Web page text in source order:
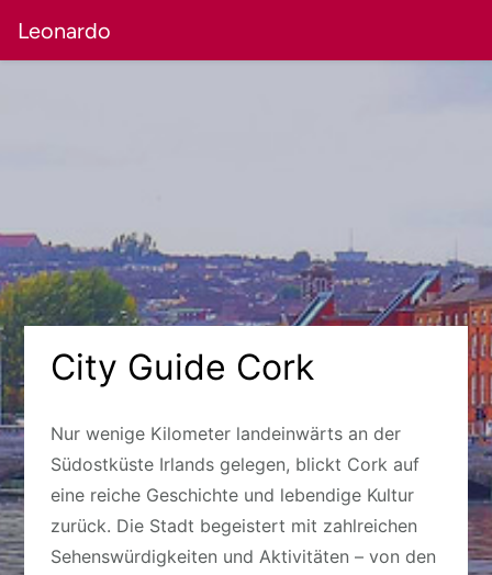
Leonardo
City Guide Cork
Nur wenige Kilometer landeinwärts an der
Südostküste Irlands gelegen, blickt Cork auf
eine reiche Geschichte und lebendige Kultur
zurück. Die Stadt begeistert mit zahlreichen
Sehenswürdigkeiten und Aktivitäten – von den